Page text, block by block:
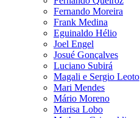
Fernando Moreira
Frank Medina
Eguinaldo Hélio
Joel Engel
Josué Gonçalves
Luciano Subirá
Magali e Sergio Leoto
Mari Mendes
Mário Moreno
Marisa Lobo